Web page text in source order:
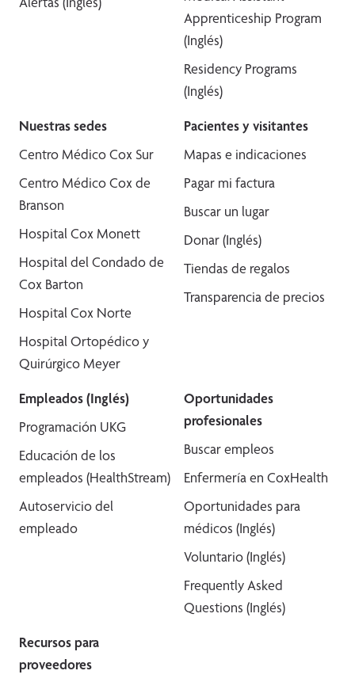
Apprenticeship Program
(Inglés)
Residency Programs
(Inglés)
Nuestras sedes
Centro Médico Cox Sur
Centro Médico Cox de
Branson
Hospital Cox Monett
Hospital del Condado de
Cox Barton
Hospital Cox Norte
Hospital Ortopédico y
Quirúrgico Meyer
Pacientes y visitantes
Mapas e indicaciones
Pagar mi factura
Buscar un lugar
Donar (Inglés)
Tiendas de regalos
Transparencia de precios
Empleados (Inglés)
Programación UKG
Educación de los
empleados (HealthStream)
Autoservicio del
empleado
Oportunidades
profesionales
Buscar empleos
Enfermería en CoxHealth
Oportunidades para
médicos (Inglés)
Voluntario (Inglés)
Frequently Asked
Questions (Inglés)
Recursos para
proveedores